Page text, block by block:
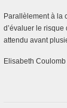
Parallèlement à la
d’évaluer le risque
attendu avant
Elisabeth Coulomb